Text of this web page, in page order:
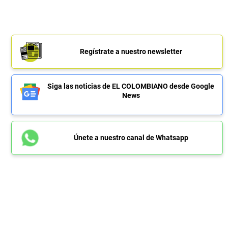
Regístrate a nuestro newsletter
Siga las noticias de EL COLOMBIANO desde Google
News
Únete a nuestro canal de Whatsapp